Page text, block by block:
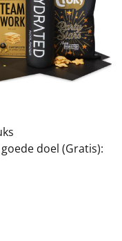
doel (Gratis):